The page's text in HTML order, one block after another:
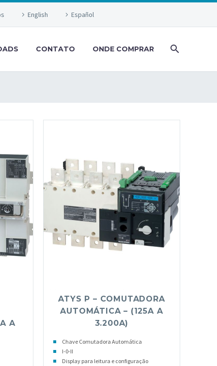
English Español
CONTATO ONDE COMPRAR
A
ATYS P – COMUTADORA
AUTOMÁTICA – (125A A
3.200A)
Chave Comutadora Automática
I-0-II
Display para leitura e configuração